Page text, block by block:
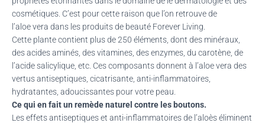
cosmétiques. C’est pour cette raison que l’on retrouve de
l’aloe vera dans les produits de beauté Forever Living.
Cette plante contient plus de 250 éléments, dont des minéraux,
des acides aminés, des vitamines, des enzymes, du carotène, de
l’acide salicylique, etc. Ces composants donnent à l’aloevera des
vertus antiseptiques, cicatrisante, anti-inflammatoires,
hydratantes, adoucissantes pour votre peau.
Ce qui en fait un remède naturel contre les boutons.
Les effets antiseptiques et anti-inflammatoires de l’aloès éliminent